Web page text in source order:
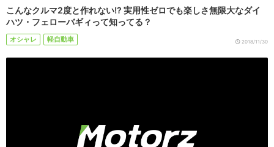
こんなクルマ2度と作れない!? 実用性ゼロでも楽しさ無限大なダイ
ハツ・フェローバギィって知ってる？
オシャレ 軽自動車 2018/11/30